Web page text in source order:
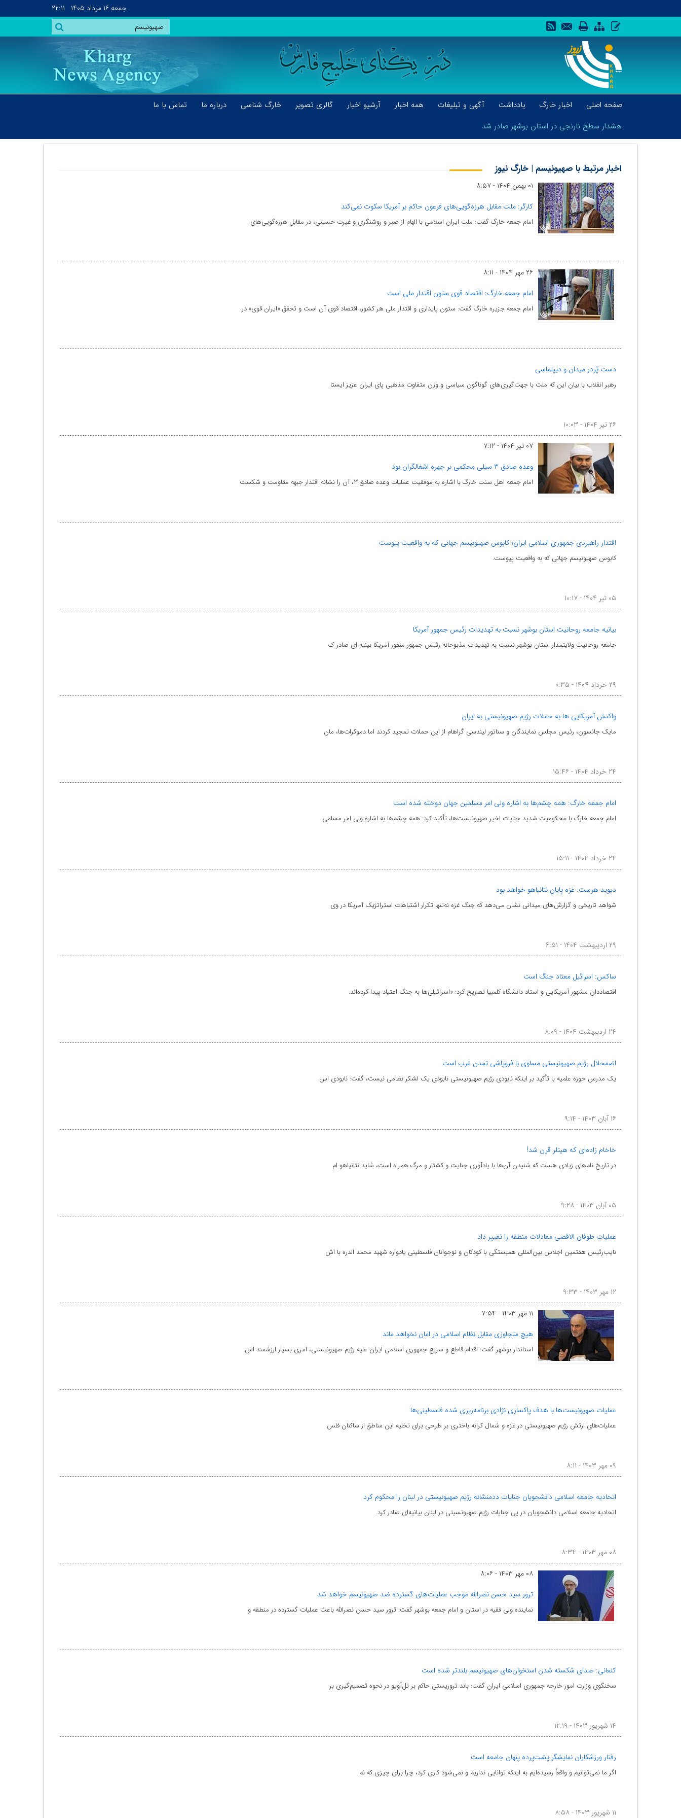
جمعه ۱۶ مرداد ۱۴۰۵ ۲۲:۱۱
صفحه اصلی اخبار خارگ یادداشت آگهی و تبلیغات همه اخبار آرشیو اخبار گالری تصویر خارگ شناسی درباره ما
تماس با ما
هشدار سطح نارنجی در استان بوشهر صادر شد
هشدار سطح نارنجی در استان بوشهر صادر شد
اخبار مرتبط با صهیونیسم | خارگ نیوز
۰۱ بهمن ۱۴۰۴ - ۸:۵۷
کارگر: ملت مقابل هرزه‌گویی‌های فرعون حاکم بر آمریکا سکوت نمی‌کند
امام جمعه خارگ گفت: ملت ایران اسلامی با الهام از صبر و روشنگری و غیرت حسینی، در مقابل هرزه‌گویی‌های
۲۶ مهر ۱۴۰۴ - ۸:۱۱
امام جمعه خارگ: اقتصاد قوی ستون اقتدار ملی است
امام جمعه جزیره خارگ گفت: ستون پایداری و اقتدار ملی هر کشور، اقتصاد قوی آن است و تحقق «ایران قوی» در
دست پُردر میدان و دیپلماسی
رهبر انقلاب با بیان این که ملت با جهت‌گیری‌های گوناگون سیاسی و وزن متفاوت مذهبی پای ایران عزیز ایستا
۲۶ تیر ۱۴۰۴ - ۱۰:۰۳
۰۷ تیر ۱۴۰۴ - ۷:۱۲
وعده صادق ۳ سیلی محکمی بر چهره اشغالگران بود
امام جمعه اهل سنت خارگ با اشاره به موفقیت عملیات وعده صادق ۳، آن را نشانه اقتدار جبهه مقاومت و شکست
اقتدار راهبردی جمهوری اسلامی ایران؛ کابوس صهیونیسم جهانی که به واقعیت پیوست
کابوس صهیونیسم جهانی که به واقعیت پیوست.
۰۵ تیر ۱۴۰۴ - ۱۰:۱۷
بیانیه جامعه روحانیت استان بوشهر نسبت به تهدیدات رئیس جمهور آمریکا
جامعه روحانیت ولایتمدار استان بوشهر نسبت به تهدیدات مذبوحانه رئیس جمهور منفور آمریکا بینیه ای صادر ک
۲۹ خرداد ۱۴۰۴ - ۰:۳۵
واکنش آمریکایی ها به حملات رژیم صهیونیستی به ایران
مایک جانسون، رئیس مجلس نمایندگان و سناتور لیندسی گراهام از این حملات تمجید کردند اما دموکرات‌ها، مان
۲۴ خرداد ۱۴۰۴ - ۱۵:۴۶
امام جمعه خارگ: همه چشم‌ها به اشاره ولی امر مسلمین جهان دوخته شده است
امام جمعه خارگ با محکومیت شدید جنایات اخیر صهیونیست‌ها، تأکید کرد: همه چشم‌ها به اشاره ولی امر مسلمی
۲۴ خرداد ۱۴۰۴ - ۱۵:۱۱
دیوید هرست: غزه پایان نتانیاهو خواهد بود
شواهد تاریخی و گزارش‌های میدانی نشان می‌دهد که جنگ غزه نه‌تنها تکرار اشتباهات استراتژیک آمریکا در وی
۲۹ اردیبهشت ۱۴۰۴ - ۶:۵۱
ساکس: اسرائیل معتاد جنگ است
اقتصاددان مشهور آمریکایی و استاد دانشگاه کلمبیا تصریح کرد: «اسرائیلی‌ها به جنگ اعتیاد پیدا کرده‌اند.
۲۴ اردیبهشت ۱۴۰۴ - ۸:۰۹
اضمحلال رژیم صهیونیستی مساوی با فروپاشی تمدن غرب است
یک مدرس حوزه علمیه با تأکید بر اینکه نابودی رژیم صهیونیستی نابودی یک لشکر نظامی نیست، گفت: نابودی اس
۱۶ آبان ۱۴۰۳ - ۹:۱۴
خاخام زاده‌ای که هیتلر قرن شد!
در تاریخ نام‌های زیادی هست که شنیدن آن‌ها با یادآوری جنایت و کشتار و مرگ همراه است، شاید نتانیاهو ام
۰۵ آبان ۱۴۰۳ - ۹:۲۸
عملیات طوفان الاقصی معادلات منطقه را تغییر داد
نایب‌رئیس هفتمین اجلاس بین‌المللی همبستگی با کودکان و نوجوانان فلسطینی یادواره شهید محمد الدره با اش
۱۲ مهر ۱۴۰۳ - ۹:۳۳
۱۱ مهر ۱۴۰۳ - ۷:۵۴
هیچ متجاوزی مقابل نظام اسلامی در امان نخواهد ماند
استاندار بوشهر گفت: اقدام قاطع و سریع جمهوری اسلامی ایران علیه رژیم صهیونیستی، امری بسیار ارزشمند اس
عملیات‌ صهیونیست‌ها با هدف پاکسازی‌ نژادی برنامه‌ریزی شده فلسطینی‌ها
عملیات‌های ارتش رژیم صهیونیستی در غزه و شمال کرانه باختری بر طرحی برای تخلیه این مناطق از ساکنان فلس
۰۹ مهر ۱۴۰۳ - ۸:۱۱
اتحادیه جامعه اسلامی دانشجویان جنایات ددمنشانه رژیم صهیونیستی در لبنان را محکوم کرد
اتحادیه جامعه اسلامی دانشجویان در پی جنایات رژیم صهیونسیتی در لبنان بیانیه‌ای صادر کرد.
۰۸ مهر ۱۴۰۳ - ۸:۳۴
۰۸ مهر ۱۴۰۳ - ۸:۰۶
ترور سید حسن نصرالله موجب عملیات‌های گسترده ضد صهیونیسم خواهد شد
نماینده ولی فقیه در استان و امام جمعه بوشهر گفت: ترور سید حسن نصرالله باعث عملیات گسترده در منطقه و
کنعانی: صدای شکسته شدن استخوان‌های صهیونیسم بلندتر شده است
سخنگوی وزارت امور خارجه جمهوری اسلامی ایران گفت: باند تروریستی حاکم بر تل‌آویو در نحوه تصمیم‌گیری بر
۱۴ شهریور ۱۴۰۳ - ۱۲:۱۹
رفتار ورزشکاران نمایشگر پشت­‌پرده پنهان جامعه است
اگر ما نمی‌توانیم و واقعاً رسیده‌ایم به اینکه توانایی نداریم و نمی‌شود کاری کرد، چرا برای چیزی که نم
۱۱ شهریور ۱۴۰۳ - ۸:۵۸